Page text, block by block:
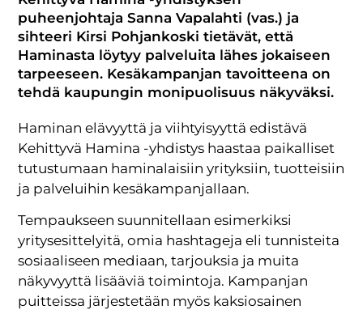
puheenjohtaja Sanna Vapalahti (vas.) ja
sihteeri Kirsi Pohjankoski tietävät, että
Haminasta löytyy palveluita lähes jokaiseen
tarpeeseen. Kesäkampanjan tavoitteena on
tehdä kaupungin monipuolisuus näkyväksi.
Haminan elävyyttä ja viihtyisyyttä edistävä
Kehittyvä Hamina -yhdistys haastaa paikalliset
tutustumaan haminalaisiin yrityksiin, tuotteisiin
ja palveluihin kesäkampanjallaan.
Tempaukseen suunnitellaan esimerkiksi
yritysesittelyitä, omia hashtageja eli tunnisteita
sosiaaliseen mediaan, tarjouksia ja muita
näkyvyyttä lisääviä toimintoja. Kampanjan
puitteissa järjestetään myös kaksiosainen